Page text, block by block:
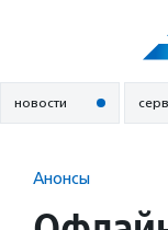
новости
Анонсы